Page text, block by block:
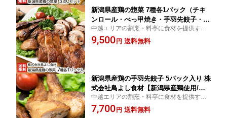
新潟県産鶏の惣菜 7種各1パック（チキ
ンロール・べっ甲焼き・手羽先餃子・串
焼き（塩・タレ）・ 骨付もも焼き・骨
付唐揚げ）株式会社鳥よし食材【新潟県
中越エリアの割烹・料亭に食材を提供する
株式会社鳥よし食材が手掛ける新潟県産鶏
のお惣菜です。
9,500 円 送料無料
新潟県産鶏の手羽先餃子 5パック入り 株
式会社鳥よし食材【新潟県産鶏使用/お
惣菜/瞬間冷凍/惣菜詰め合わせ/湯煎・自
然解凍/加熱調理済/真空パック/便利/冷
中越エリアの割烹・料亭に食材を提供する
株式会社鳥よし食材が手掛ける新潟県産鶏
のお惣菜です。
7,700 円 送料無料